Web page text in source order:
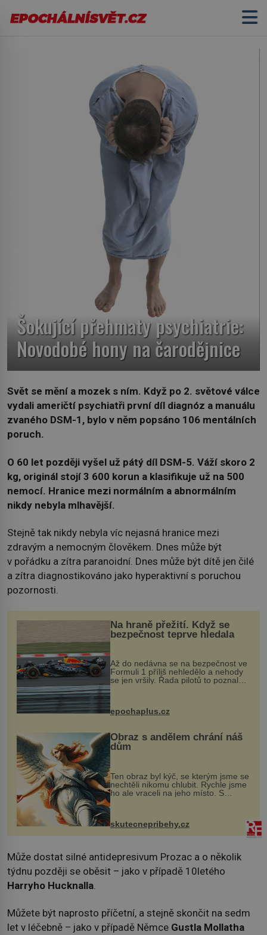
Šokující přehmaty psychiatrie:
Novodobé hony na čarodějnice
Svět se mění a mozek s ním. Když po 2. světové válce
vydali američtí psychiatři první díl diagnóz a manuálu
zvaného DSM-1, bylo v něm popsáno 106 mentálních
poruch.
O 60 let později vyšel už pátý díl DSM-5. Váží skoro 2
kg, originál stojí 3 600 korun a klasifikuje už na 500
nemocí. Hranice mezi normálním a abnormálním
nikdy nebyla mlhavější.
Stejně tak nikdy nebyla víc nejasná hranice mezi
zdravým a nemocným člověkem. Dnes může být
v pořádku a zítra paranoidní. Dnes může být dítě jen čilé
a zítra diagnostikováno jako hyperaktivní s poruchou
pozornosti.
Na hraně přežití. Když se
bezpečnost teprve hledala
Až do nedávna se na bezpečnost ve
Formuli 1 příliš nehledělo a nehody
se jen vršily. Řada pilotů to poznala
na vlastní kůži, často s trvalými
následky nebo bohužel i ztrátou
života. Dnes nepochopiteln...
epochaplus.cz
Obraz s andělem chrání náš
dům
Ten obraz byl kýč, se kterým jsme se
nechtěli nikomu chlubit. Rychle jsme
ho ale vraceli na jeho místo. S
manželem Vaškem jsme si pořídili
chaloupku, takový domek na severu
Čech, kde jsme si naplánova...
skutecnepribehy.cz
Může dostat silné antidepresivum Prozac a o několik
týdnu později se oběsit – jako v případě 10letého
Harryho Hucknalla
Můžete být naprosto příčetní, a stejně skončit na sedm
let v léčebně – jako v případě Němce Gustla Mollatha